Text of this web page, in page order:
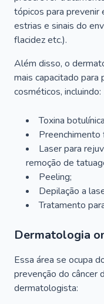
tópicos para prevenir
estrias e sinais do
flacidez etc.).
Além disso, o
mais capacitado para
cosméticos, incluindo:
Toxina
Preenchimento
Laser para
remoção de
Peeling;
Depilação a
Tratamento
Dermatologia
Essa área se ocupa
prevenção do câncer
dermatologista: